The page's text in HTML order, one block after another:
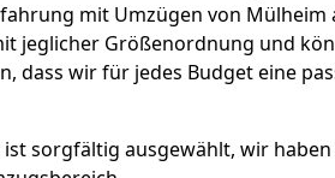
mit Umzügen von Mülheim
jeglicher Größenordnung und
dass wir für jedes Budget eine
ist sorgfältig ausgewählt, wir haben